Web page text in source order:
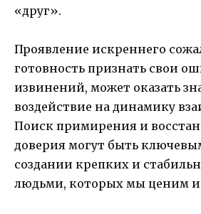
«друг».
Проявление искреннего
готовность признать свои
извинений, может оказать
воздействие на динамику
Поиск примирения и
доверия могут быть
создании крепких и
людьми, которых мы ценим и